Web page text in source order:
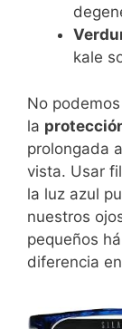
kale
No
la
prolongada
vista. Usar
la luz azul
nuestros
pequeños
diferencia